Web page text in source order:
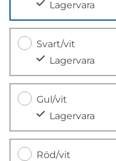
Lagervara
Svart/vit
Lagervara
Gul/vit
Lagervara
Röd/vit